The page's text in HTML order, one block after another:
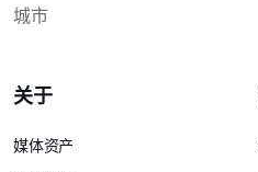
城市
关于
媒体资产